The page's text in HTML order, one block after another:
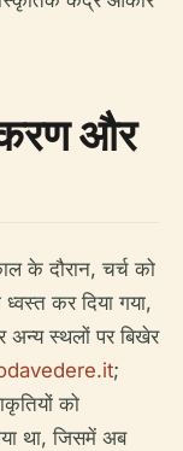
और
के दौरान, चर्च को
कर दिया गया,
अन्य स्थलों पर बिखेर
;
को
था, जिसमें अब